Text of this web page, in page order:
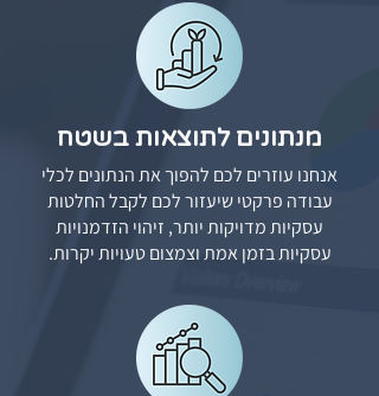
מנתונים לתוצאות בשטח
אנחנו עוזרים לכם להפוך את הנתונים לכלי
עבודה פרקטי שיעזור לכם לקבל החלטות
עסקיות מדויקות יותר, זיהוי הזדמנויות
עסקיות בזמן אמת וצמצום טעויות יקרות.